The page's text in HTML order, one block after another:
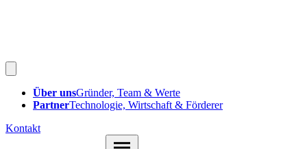
Über unsGründer, Team & Werte
PartnerTechnologie, Wirtschaft & Förderer
Kontakt